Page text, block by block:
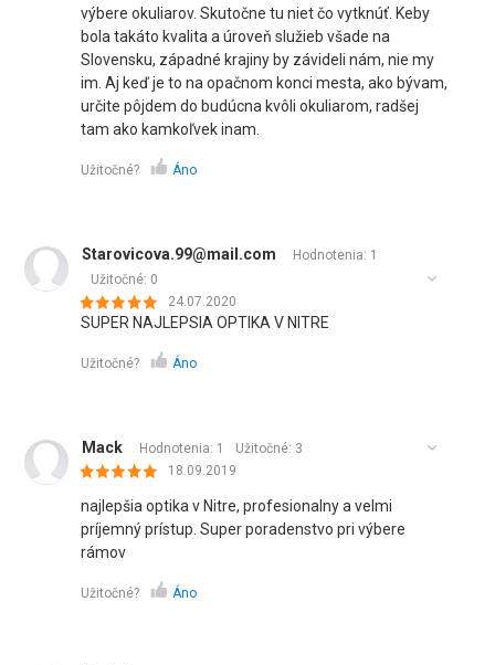
výbere okuliarov. Skutočne tu niet čo vytknúť. Keby
bola takáto kvalita a úroveň služieb všade na
Slovensku, západné krajiny by závideli nám, nie my
im. Aj keď je to na opačnom konci mesta, ako bývam,
určite pôjdem do budúcna kvôli okuliarom, radšej
tam ako kamkoľvek inam.
Užitočné? Áno
Starovicova.99@mail.com
Hodnotenia: 1
Užitočné: 0
24.07.2020
SUPER NAJLEPSIA OPTIKA V NITRE
Užitočné? Áno
Mack Hodnotenia: 1 Užitočné: 3
18.09.2019
najlepšia optika v Nitre, profesionalny a velmi
príjemný prístup. Super poradenstvo pri výbere
rámov
Užitočné? Áno